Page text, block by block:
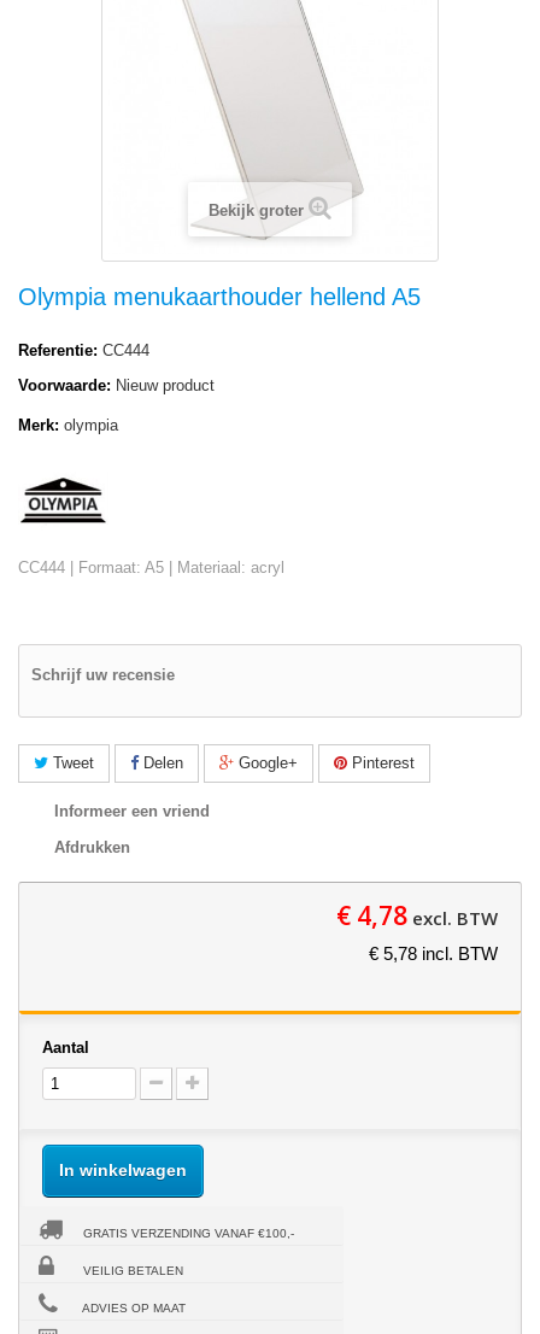
Bekijk groter
Olympia menukaarthouder hellend A5
Referentie: CC444
Voorwaarde: Nieuw product
Merk: olympia
CC444 | Formaat: A5 | Materiaal: acryl
Schrijf uw recensie
Tweet Delen Google+ Pinterest
Informeer een vriend
Afdrukken
€ 4,78 excl. BTW
€ 5,78 incl. BTW
Aantal
In winkelwagen
GRATIS VERZENDING VANAF €100,-
VEILIG BETALEN
ADVIES OP MAAT